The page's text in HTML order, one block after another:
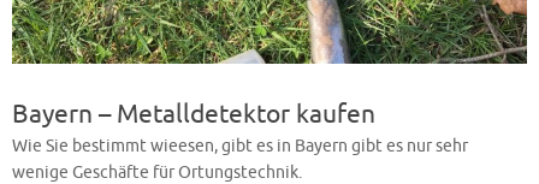
Bayern – Metalldetektor kaufen
Wie Sie bestimmt wieesen, gibt es in Bayern gibt es nur sehr
wenige Geschäfte für Ortungstechnik.